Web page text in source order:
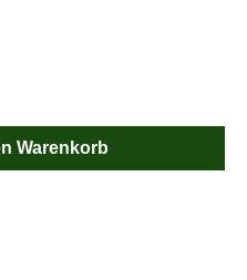
Wert ein
Warenkorb